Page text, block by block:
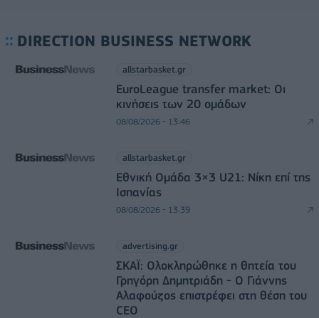
DIRECTION BUSINESS NETWORK
allstarbasket.gr
EuroLeague transfer market: Οι
κινήσεις των 20 ομάδων
08/08/2026 - 13:46
allstarbasket.gr
Εθνική Ομάδα 3×3 U21: Νίκη επί της
Ισπανίας
08/08/2026 - 13:39
advertising.gr
ΣΚΑΪ: Ολοκληρώθηκε η θητεία του
Γρηγόρη Δημητριάδη - Ο Γιάννης
Αλαφούζος επιστρέφει στη θέση του
CEO